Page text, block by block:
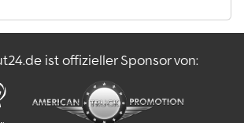
ist offizieller Sponsor von: